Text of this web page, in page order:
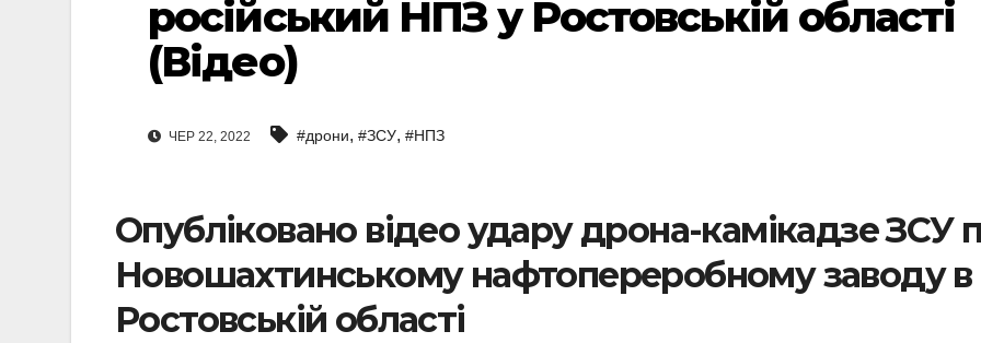
російський НПЗ у Ростовській області
(Відео)
ЧЕР 22, 2022 #дрони, #ЗСУ, #НПЗ
Опубліковано відео удару дрона-камікадзе ЗСУ
Новошахтинському нафтопереробному заводу в
Ростовській області